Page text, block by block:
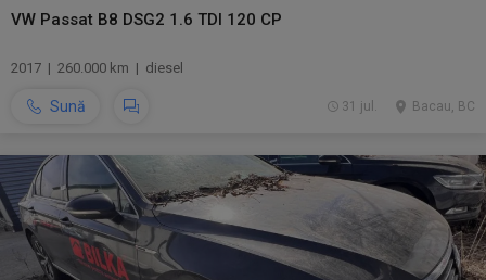
VW Passat B8 DSG2 1.6 TDI 120 CP
2017 | 260.000 km | diesel
Sună Bacau, BC
31 jul.